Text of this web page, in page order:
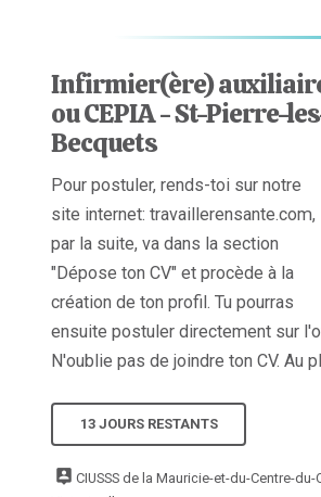
Infirmier(ère)
ou CEPIA - St-Pierre-
Becquets
Pour postuler, rends-toi sur notre
site internet: travaillerensante.com,
par la suite, va dans la section
"Dépose ton CV" et procède à la
création de ton profil. Tu pourras
ensuite postuler directement sur
N'oublie pas de joindre ton CV. Au
13 JOURS RESTANTS
CIUSSS de la Mauricie-et-du-Centre-du-